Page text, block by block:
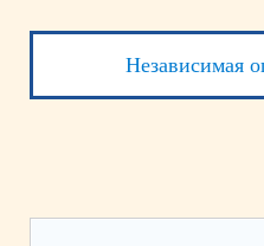
Независимая